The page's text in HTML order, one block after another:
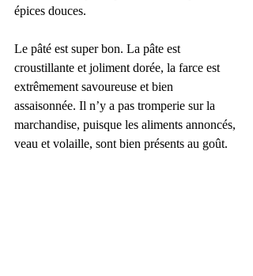
épices douces.
Le pâté est super bon. La pâte est
croustillante et joliment dorée, la farce est
extrêmement savoureuse et bien
assaisonnée. Il n’y a pas tromperie sur la
marchandise, puisque les aliments annoncés,
veau et volaille, sont bien présents au goût.